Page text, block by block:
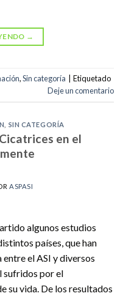
→
,Sin categoría
Etiquetado
Deje un comentario
SIN CATEGORÍA
en el
ASPASI
algunos estudios
países, que han
el ASI y diversos
sufridos por el
su vida. De los resultados